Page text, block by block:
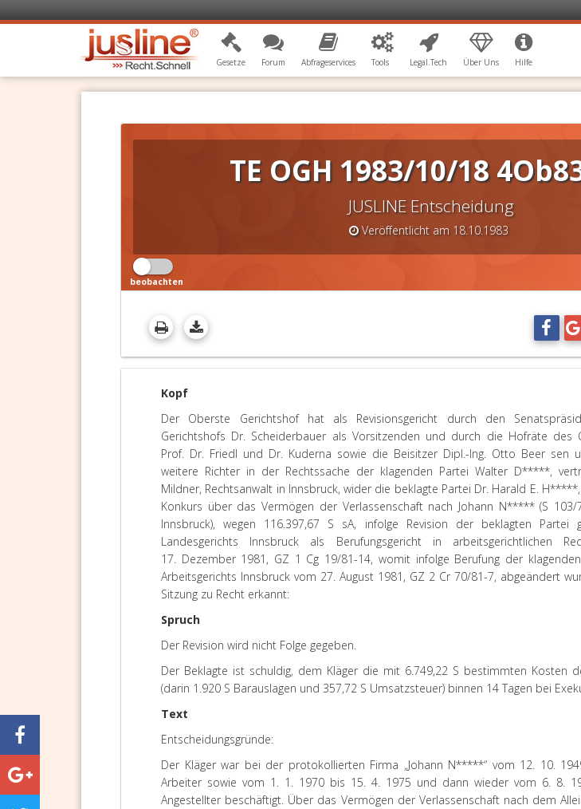
Gesetze Forum Abfrageservices Tools Legal.Tech Über Uns Hilfe
TE OGH 1983/10/18
JUSLINE Entscheidung
Veröffentlicht am 18.10.1983
beobachten
Kopf
Der Oberste Gerichtshof hat als Revisionsgericht durch den
Gerichtshofs Dr. Scheiderbauer als Vorsitzenden und durch die Hofräte des
Prof. Dr. Friedl und Dr. Kuderna sowie die Beisitzer Dipl.-Ing. Otto Beer sen
weitere Richter in der Rechtssache der klagenden Partei Walter D*****,
Mildner, Rechtsanwalt in Innsbruck, wider die beklagte Partei Dr. Harald E.
Konkurs über das Vermögen der Verlassenschaft nach Johann N***** (S 103/
Innsbruck), wegen 116.397,67 S sA, infolge Revision der beklagten
Landesgerichts Innsbruck als Berufungsgericht in arbeitsgerichtlichen
17. Dezember 1981, GZ 1 Cg 19/81-14, womit infolge Berufung der
Arbeitsgerichts Innsbruck vom 27. August 1981, GZ 2 Cr 70/81-7, abgeändert
Sitzung zu Recht erkannt:
Spruch
Der Revision wird nicht Folge gegeben.
Der Beklagte ist schuldig, dem Kläger die mit 6.749,22 S bestimmten Kosten
(darin 1.920 S Barauslagen und 357,72 S Umsatzsteuer) binnen 14 Tagen bei
Text
Entscheidungsgründe:
Der Kläger war bei der protokollierten Firma „Johann N*****“ vom 12. 10.
Arbeiter sowie vom 1. 1. 1970 bis 15. 4. 1975 und dann wieder vom 6. 8.
Angestellter beschäftigt. Über das Vermögen der Verlassenschaft nach dem